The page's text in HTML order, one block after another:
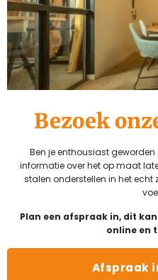
Bezoek
Ben je enthousiast geworden
informatie over het op maat
stalen onderstellen in het echt
Plan een afspraak in, dit
online en
Afspraak
Vragen over dit product?
050 211 0385
info@tafelsmaak.nl
Dit